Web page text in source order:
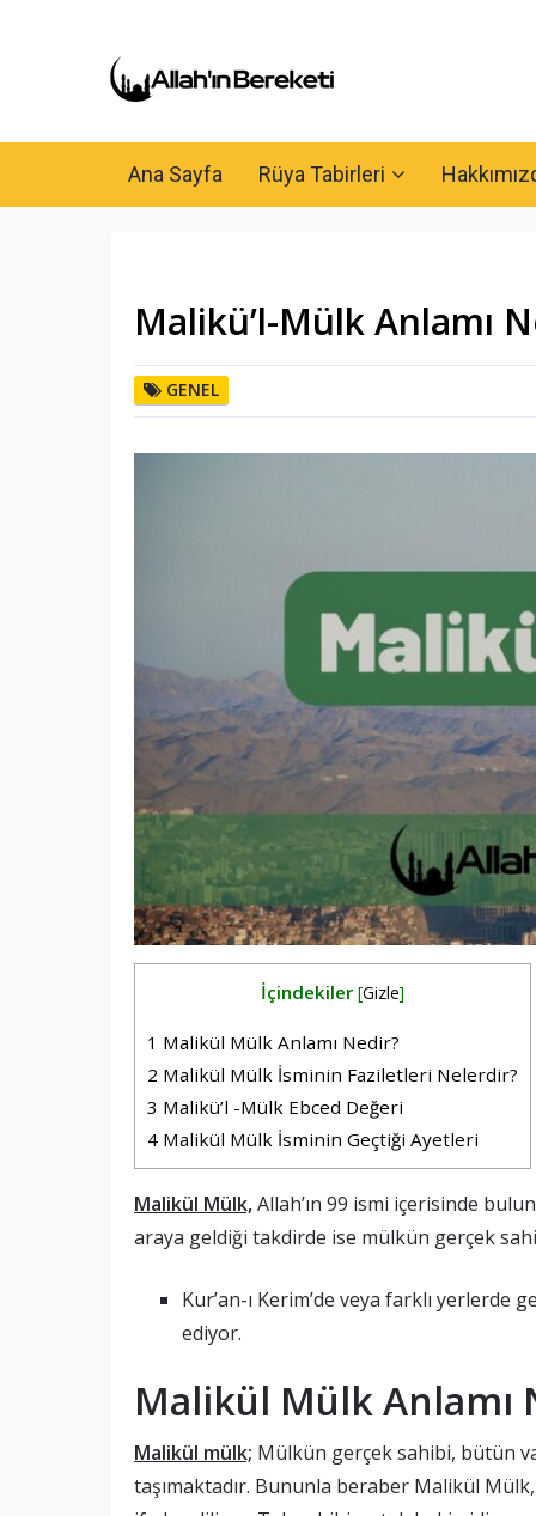
Ana Sayfa Rüya Tabirleri
Malikü’l-Mülk Anlamı
GENEL
İçindekiler [Gizle]
1 Malikül Mülk Anlamı Nedir?
2 Malikül Mülk İsminin Faziletleri Nelerdir?
3 Malikü’l -Mülk Ebced Değeri
4 Malikül Mülk İsminin Geçtiği Ayetleri
Malikül Mülk,Allah’ın 99 ismi içerisinde
araya geldiği takdirde ise mülkün gerçek
Kur’an-ı Kerim’de veya farklı yerlerde
ediyor.
Malikül MülkAnlamı
Malikül mülk; Mülkün gerçek sahibi, bütün
taşımaktadır. Bununla beraber Malikül